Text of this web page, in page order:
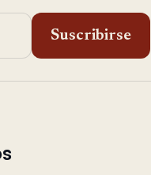
Suscribirse